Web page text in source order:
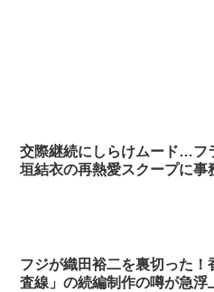
交際継続にしらけムード…フ
垣結衣の再熱愛スクープに事
フジが織田裕二を裏切った
査線」の続編制作の噂が急浮